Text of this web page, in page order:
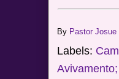
By Pastor Josue
Labels: